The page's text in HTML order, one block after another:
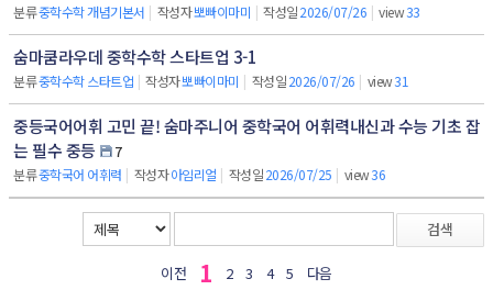
분류중학수학 개념기본서 | 작성자뽀빠이마미 | 작성일2026/07/26 | view33
숨마쿰라우데 중학수학 스타트업 3-1
분류중학수학 스타트업 | 작성자뽀빠이마미 | 작성일2026/07/26 | view31
중등국어어휘 고민 끝! 숨마주니어 중학국어 어휘력내신과 수능 기초 잡
는 필수 중등
7
분류중학국어 어휘력 | 작성자아임리얼 | 작성일2026/07/25 | view36
검색
이전 1 2 3 4 5 다음